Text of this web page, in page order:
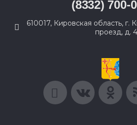
(8332) 700-
610017, Кировская область, г.
проезд, д. 4